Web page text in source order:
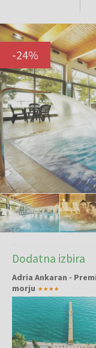
-24%
Dodatna izbira
Adria Ankaran -
morju